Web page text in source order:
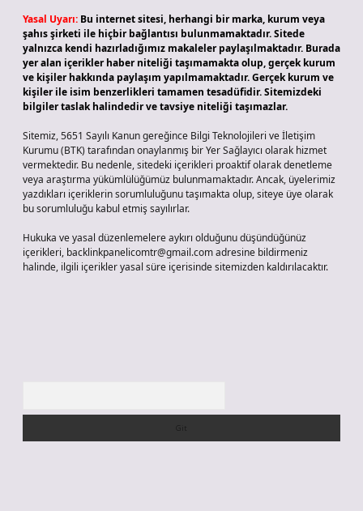
Yasal Uyarı: Bu internet sitesi, herhangi bir marka, kurum veya
şahıs şirketi ile hiçbir bağlantısı bulunmamaktadır. Sitede
yalnızca kendi hazırladığımız makaleler paylaşılmaktadır. Burada
yer alan içerikler haber niteliği taşımamakta olup, gerçek kurum
ve kişiler hakkında paylaşım yapılmamaktadır. Gerçek kurum ve
kişiler ile isim benzerlikleri tamamen tesadüfidir. Sitemizdeki
bilgiler taslak halindedir ve tavsiye niteliği taşımazlar.
Sitemiz, 5651 Sayılı Kanun gereğince Bilgi Teknolojileri ve İletişim
Kurumu (BTK) tarafından onaylanmış bir Yer Sağlayıcı olarak hizmet
vermektedir. Bu nedenle, sitedeki içerikleri proaktif olarak denetleme
veya araştırma yükümlülüğümüz bulunmamaktadır. Ancak, üyelerimiz
yazdıkları içeriklerin sorumluluğunu taşımakta olup, siteye üye olarak
bu sorumluluğu kabul etmiş sayılırlar.
Hukuka ve yasal düzenlemelere aykırı olduğunu düşündüğünüz
içerikleri, backlinkpanelicomtr@gmail.comadresine bildirmeniz
halinde, ilgili içerikler yasal süre içerisinde sitemizden kaldırılacaktır.